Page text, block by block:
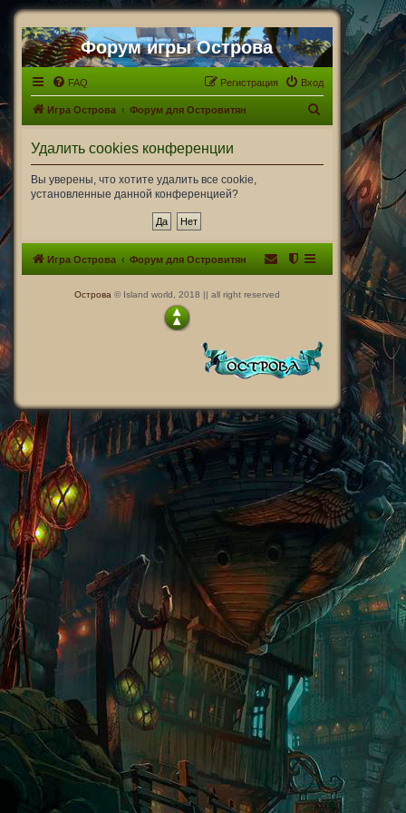
Форум игры Острова
FAQ Вход
Регистрация
Игра Острова Форум для Островитян
Удалить cookies конференции
Вы уверены, что хотите удалить все cookie,
установленные данной конференцией?
Игра Острова Форум для Островитян
Острова © Island world, 2018 || all right reserved